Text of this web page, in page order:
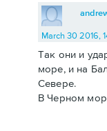
March 30 2016,
Так они и
море, и на
Севере.
В Черном